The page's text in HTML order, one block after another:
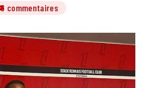
6 commentaires